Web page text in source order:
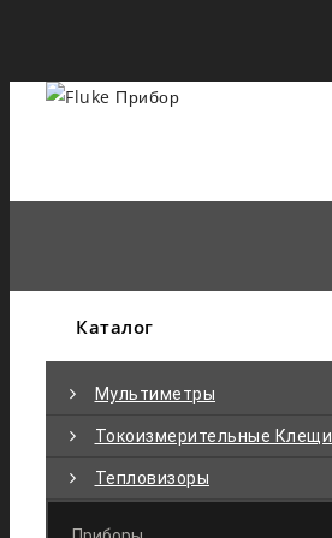
Каталог
Мультиметры
Токоизмерительные Клещи
Тепловизоры